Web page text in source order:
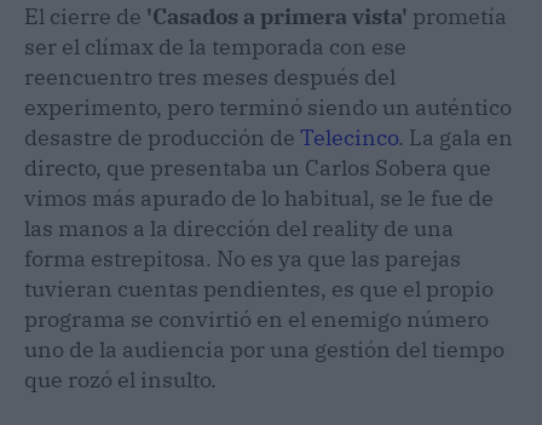
El cierre de 'Casados a primera vista' prometía
ser el clímax de la temporada con ese
reencuentro tres meses después del
experimento, pero terminó siendo un auténtico
desastre de producción de Telecinco. La gala en
directo, que presentaba un Carlos Sobera que
vimos más apurado de lo habitual, se le fue de
las manos a la dirección del reality de una
forma estrepitosa. No es ya que las parejas
tuvieran cuentas pendientes, es que el propio
programa se convirtió en el enemigo número
uno de la audiencia por una gestión del tiempo
que rozó el insulto.